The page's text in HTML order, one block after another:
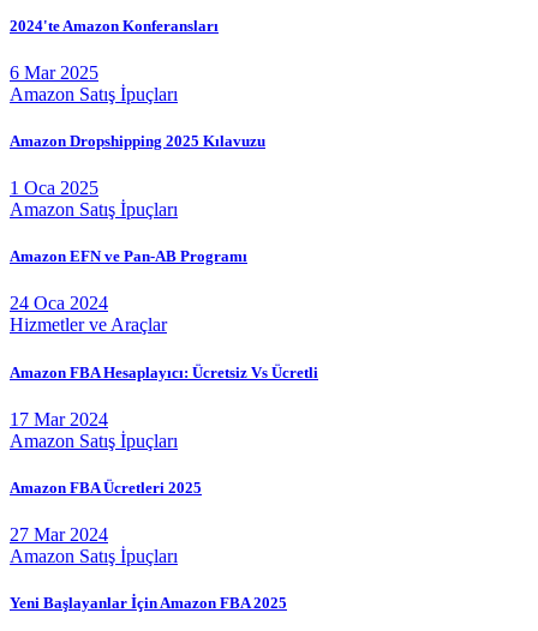
2024'te Amazon Konferansları
6 Mar 2025
Amazon Satış İpuçları
Amazon Dropshipping 2025 Kılavuzu
1 Oca 2025
Amazon Satış İpuçları
Amazon EFN ve Pan-AB Programı
24 Oca 2024
Hizmetler ve Araçlar
Amazon FBA Hesaplayıcı: Ücretsiz Vs Ücretli
17 Mar 2024
Amazon Satış İpuçları
Amazon FBA Ücretleri 2025
27 Mar 2024
Amazon Satış İpuçları
Yeni Başlayanlar İçin Amazon FBA 2025